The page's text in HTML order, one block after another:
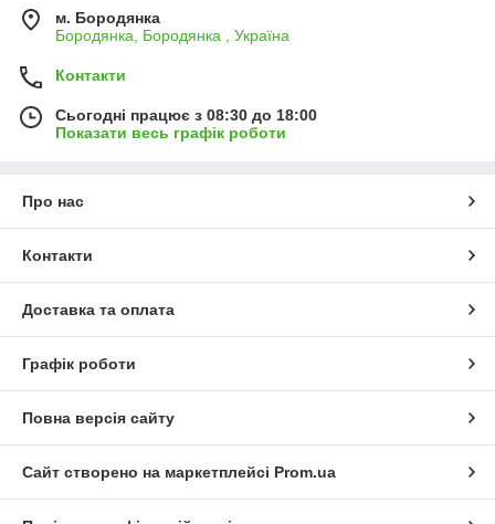
м. Бородянка
Бородянка, Бородянка , Україна
Контакти
Сьогодні працює з 08:30 до 18:00
Показати весь графік роботи
Про нас
Контакти
Доставка та оплата
Графік роботи
Повна версія сайту
Сайт створено на маркетплейсі Prom.ua